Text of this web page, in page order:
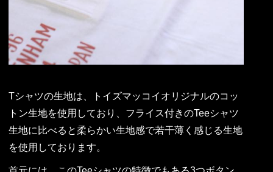
Tシャツの生地は、トイズマッコイオリジナルのコッ
トン生地を使用しており、フライス付きのTeeシャツ
生地に比べると柔らかい生地感で若干薄く感じる生地
を使用しております。